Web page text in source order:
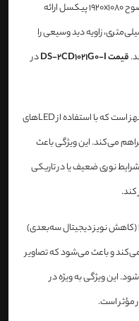
است که تصاویری با وضوح 1920x1080 پیکسل ارائه
این دوربین با استفاده از لنز ثابت 2.8 میلی‌متری، زاویه دید وسیعی را
قیمت DS-2CD1021G0-I
در
به فناوری IR مجهز است که با استفاده از LEDهای
امکان دید در شب را تا برد 30 متر فراهم می‌کند. این ویژگی باعث
نوری ضعیف یا در تاریکی
از فناوری 3D DNR (کاهش نویز دیجیتال سه‌بعدی)
و باعث می‌شود که تصاویر
این ویژگی به ویژه در
مؤثر است.